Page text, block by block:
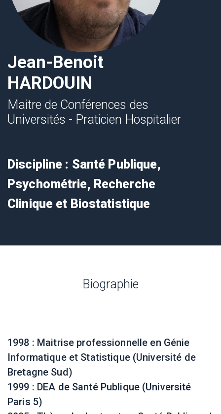
Jean-Benoit
HARDOUIN
Maitre de Conférences des
Universités - Praticien Hospitalier
Discipline : Santé Publique,
Psychométrie, Recherche
Clinique et Biostatistique
Biographie
1998 : Maitrise professionnelle en Génie
Informatique et Statistique (Université de
Bretagne Sud)
1999 : DEA de Santé Publique (Université
Paris 5)